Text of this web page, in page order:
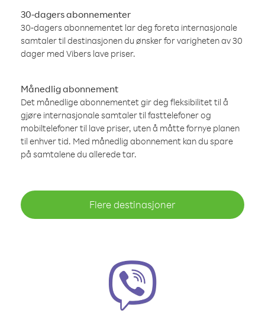
30-dagers abonnementer
30-dagers abonnementet lar deg foreta internasjonale
samtaler til destinasjonen du ønsker for varigheten av 30
dager med Vibers lave priser.
Månedlig abonnement
Det månedlige abonnementet gir deg fleksibilitet til å
gjøre internasjonale samtaler til fasttelefoner og
mobiltelefoner til lave priser, uten å måtte fornye planen
til enhver tid. Med månedlig abonnement kan du spare
på samtalene du allerede tar.
Flere destinasjoner